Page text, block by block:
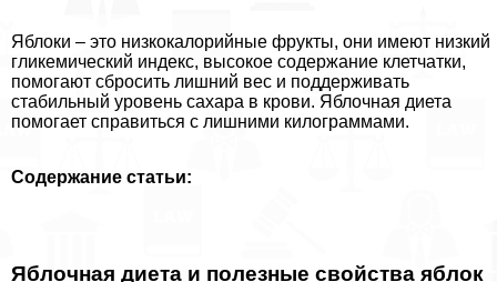
Яблоки – это низкокалорийные фрукты, они имеют низкий
гликемический индекс, высокое содержание клетчатки,
помогают сбросить лишний вес и поддерживать
стабильный уровень сахара в крови. Яблочная диета
помогает справиться с лишними килограммами.
Содержание статьи:
Яблочная диета и полезные свойства яблок